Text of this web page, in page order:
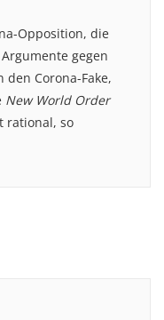
Opposition, die
gegen
den Corona-Fake,
New World Order
rational, so